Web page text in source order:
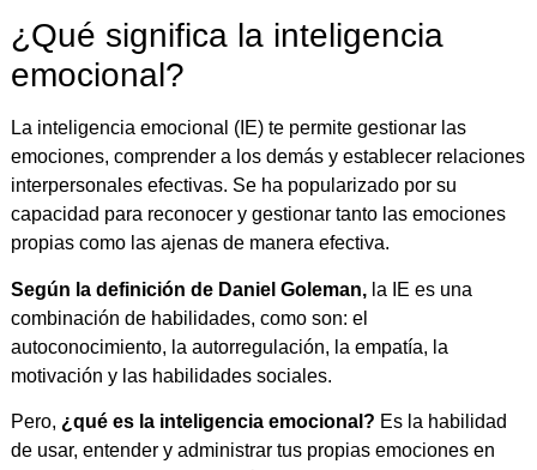
¿Qué significa la inteligencia
emocional?
La inteligencia emocional (IE) te permite gestionar las
emociones, comprender a los demás y establecer relaciones
interpersonales efectivas. Se ha popularizado por su
capacidad para reconocer y gestionar tanto las emociones
propias como las ajenas de manera efectiva.
Según la definición de Daniel Goleman,la IE es una
combinación de habilidades, como son: el
autoconocimiento, la autorregulación, la empatía, la
motivación y las habilidades sociales.
Pero, ¿qué es la inteligencia emocional? Es la habilidad
de usar, entender y administrar tus propias emociones en